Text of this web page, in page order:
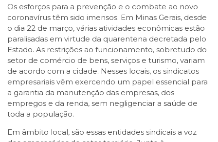
Os esforços para a prevenção e o combate ao novo
coronavírus têm sido imensos. Em Minas Gerais, desde
o dia 22 de março, várias atividades econômicas estão
paralisadas em virtude da quarentena decretada pelo
Estado. As restrições ao funcionamento, sobretudo do
setor de comércio de bens, serviços e turismo, variam
de acordo com a cidade. Nesses locais, os sindicatos
empresariais vêm exercendo um papel essencial para
a garantia da manutenção das empresas, dos
empregos e da renda, sem negligenciar a saúde de
toda a população.
Em âmbito local, são essas entidades sindicais a voz